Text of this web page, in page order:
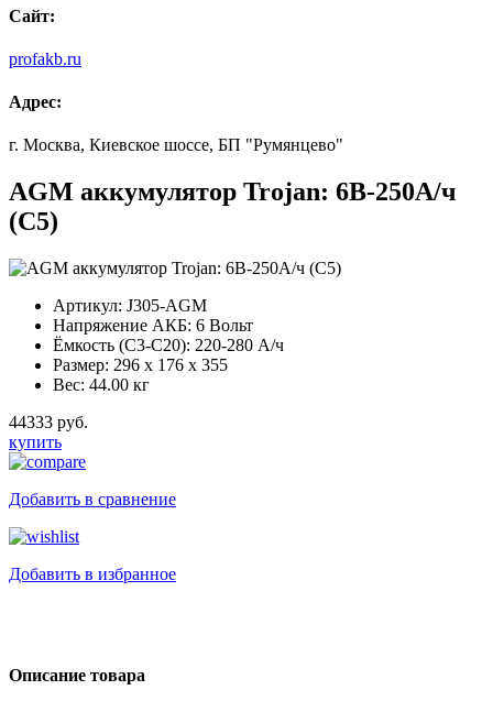
Сайт:
profakb.ru
Адрес:
г. Москва, Киевское шоссе, БП "Румянцево"
AGM аккумулятор Trojan: 6В-250А/ч
(С5)
Артикул: J305-AGM
Напряжение АКБ: 6 Вольт
Ёмкость (С3-С20): 220-280 А/ч
Размер: 296 x 176 x 355
Вес: 44.00 кг
44333 руб.
купить
Добавить в сравнение
Добавить в избранное
Описание товара